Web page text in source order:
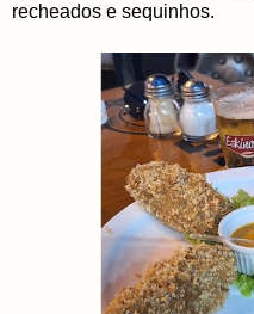
recheados e sequinhos.